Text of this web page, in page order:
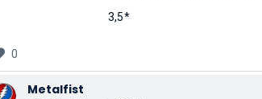
3,5*
0
Metalfist